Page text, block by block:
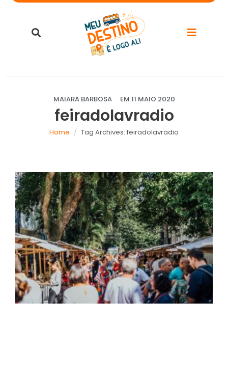
MAIARA BARBOSA EM 11 MAIO 2020
feiradolavradio
Home Tag Archives: feiradolavradio